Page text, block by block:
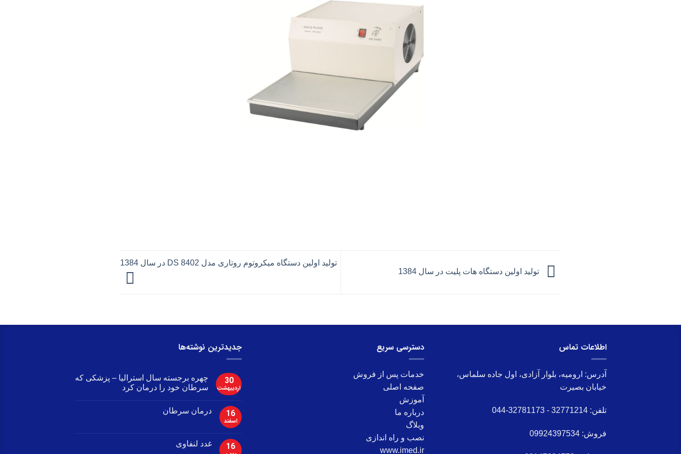
تولید اولین دستگاه هات پلیت در سال 1384
تولید اولین دستگاه میکروتوم روتاری مدل DS 8402 در سال 1384
اطلاعات تماس
آدرس: ارومیه، بلوار آزادی، اول جاده سلماس،
خیابان بصیرت
تلفن: 32771214 - 32781173-044
فروش: 09924397534
دسترسی سریع
خدمات پس از فروش
صفحه اصلی
آموزش
درباره ما
وبلاگ
نصب و راه اندازی
www.imed.ir
جدید‌ترین نوشته‌ها
30
اردیبهشت
چهره برجسته سال استرالیا – پزشکی که
سرطان خود را درمان کرد
16
اسفند
درمان سرطان
16 غدد لنفاوی